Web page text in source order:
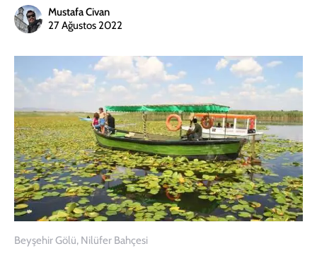
Beyşehir Gölü, Nilüfer Bahçesi
Mustafa Civan
27 Ağustos 2022